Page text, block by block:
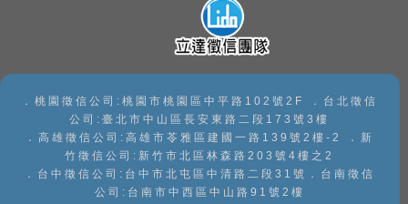
．桃園徵信公司:桃園市桃園區中平路102號2F ．台北徵信
公司:臺北市中山區長安東路二段173號3樓
．高雄徵信公司:高雄市苓雅區建國一路139號2樓-2 ．新
竹徵信公司:新竹市北區林森路203號4樓之2
．台中徵信公司:台中市北屯區中清路二段31號．台南徵信
公司:台南市中西區中山路91號2樓